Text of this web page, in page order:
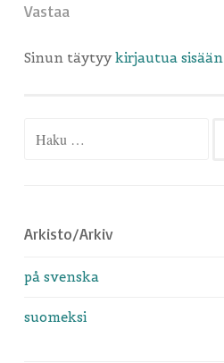
Vastaa
Sinun täytyykirjautua sisään
Haku:
Arkisto/Arkiv
på svenska
suomeksi